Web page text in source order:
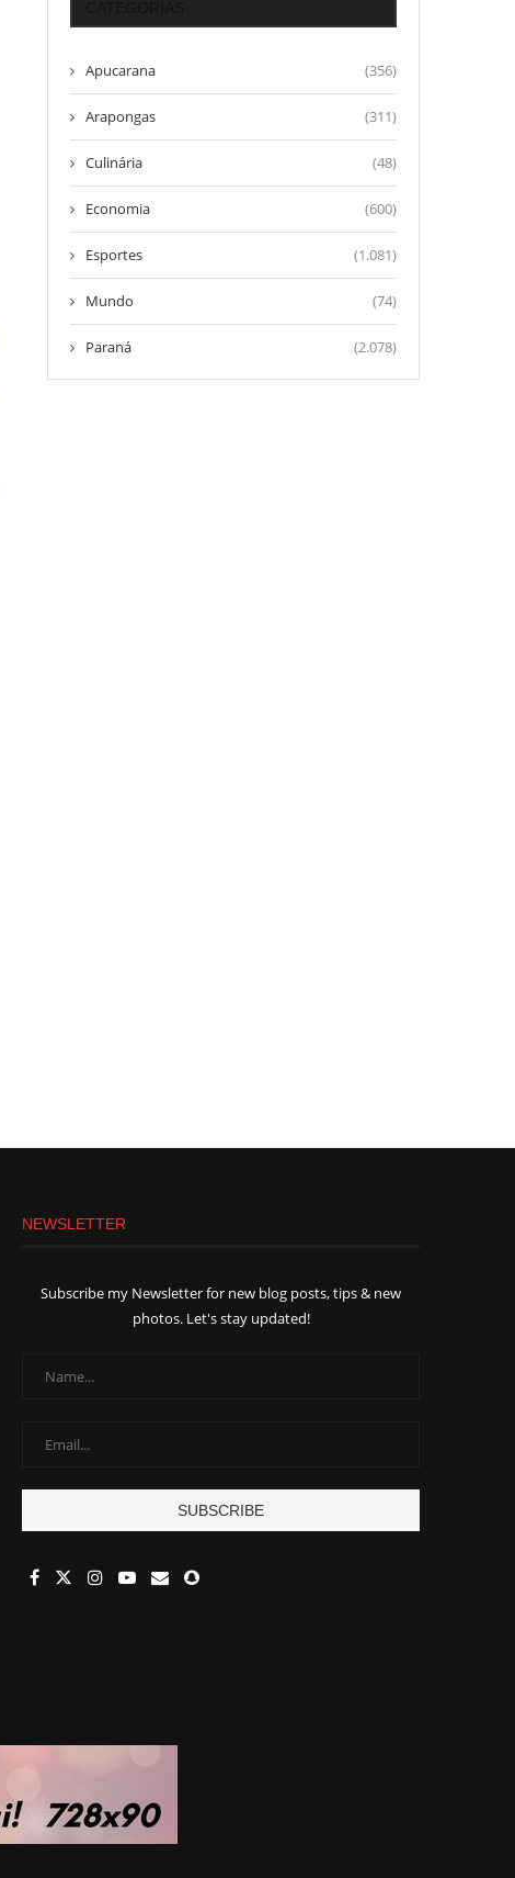
Apucarana (356)
Arapongas (311)
Culinária (48)
Economia (600)
Esportes (1.081)
Mundo (74)
Paraná (2.078)
NEWSLETTER
Subscribe my Newsletter for new blog posts, tips & new
photos. Let's stay updated!